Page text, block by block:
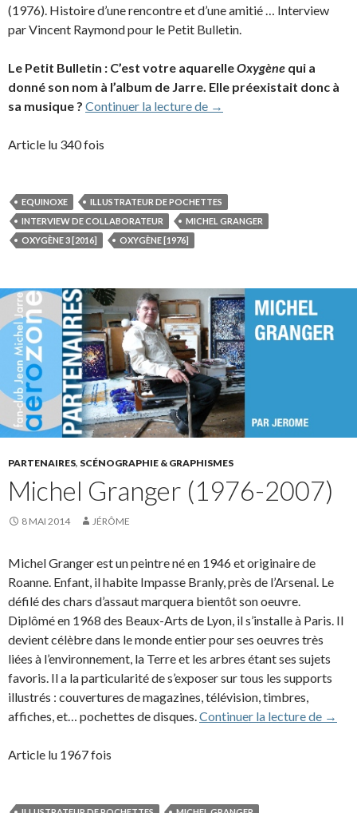
(1976). Histoire d’une rencontre et d’une amitié … Interview
par Vincent Raymond pour le Petit Bulletin.
Le Petit Bulletin : C’est votre aquarelleOxygène qui a
donné son nom à l’album de Jarre. Elle préexistait donc à
sa musique ? Continuer la lecture de Interview de Michel
→
Article lu 340 fois
EQUINOXE
ILLUSTRATEUR DE POCHETTES
INTERVIEW DE COLLABORATEUR
MICHEL GRANGER
OXYGÈNE 3 [2016]
OXYGÈNE [1976]
PARTENAIRES, SCÉNOGRAPHIE & GRAPHISMES
Michel Granger (1976-2007)
8 MAI 2014 JÉRÔME
Michel Granger est un peintre né en 1946 et originaire de
Roanne. Enfant, il habite Impasse Branly, près de l’Arsenal. Le
défilé des chars d’assaut marquera bientôt son oeuvre.
Diplômé en 1968 des Beaux-Arts de Lyon, il s’installe à Paris. Il
devient célèbre dans le monde entier pour ses oeuvres très
liées à l’environnement, la Terre et les arbres étant ses sujets
favoris. Il a la particularité de s’exposer sur tous les supports
illustrés : couvertures de magazines, télévision, timbres,
affiches, et… pochettes de disques.Continuer la lecture de →
Article lu 1967 fois